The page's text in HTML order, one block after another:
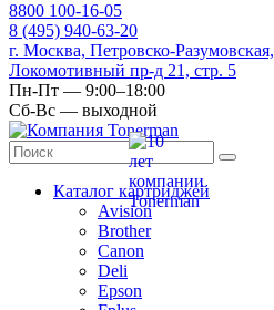
8800 100-16-05
8 (495) 940-63-20
г. Москва, Петровско-Разумовская,
Локомотивный пр-д 21, стр. 5
Пн-Пт — 9:00–18:00
Сб-Вс — выходной
Каталог картриджей
Avision
Brother
Canon
Deli
Epson